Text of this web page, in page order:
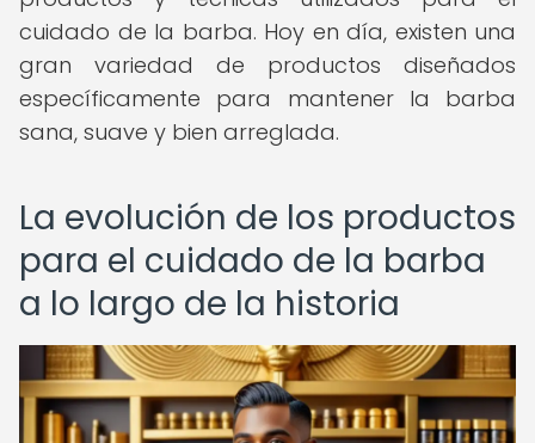
cuidado de la barba. Hoy en día, existen una
gran variedad de productos diseñados
específicamente para mantener la barba
sana, suave y bien arreglada.
La evolución de los productos
para el cuidado de la barba
a lo largo de la historia